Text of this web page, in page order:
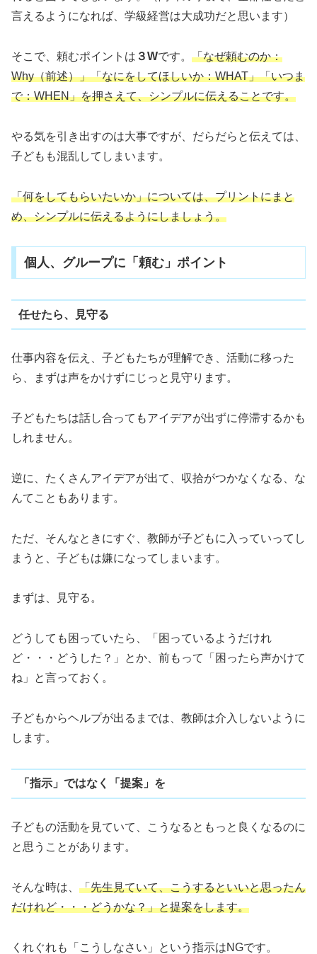
言えるようになれば、学級経営は大成功だと思います）
そこで、頼むポイントは ３Wです。 「なぜ頼むのか：
Why（前述）」「なにをしてほしいか：WHAT」「いつま
で：WHEN」を押さえて、シンプルに伝えることです。
やる気を引き出すのは大事ですが、だらだらと伝えては、
子どもも混乱してしまいます。
「何をしてもらいたいか」については、プリントにまと
め、シンプルに伝えるようにしましょう。
個人、グループに「頼む」ポイント
任せたら、見守る
仕事内容を伝え、子どもたちが理解でき、活動に移った
ら、まずは声をかけずにじっと見守ります。
子どもたちは話し合ってもアイデアが出ずに停滞するかも
しれません。
逆に、たくさんアイデアが出て、収拾がつかなくなる、な
んてこともあります。
ただ、そんなときにすぐ、教師が子どもに入っていってし
まうと、子どもは嫌になってしまいます。
まずは、見守る。
どうしても困っていたら、「困っているようだけれ
ど・・・どうした？」とか、前もって「困ったら声かけて
ね」と言っておく。
子どもからヘルプが出るまでは、教師は介入しないように
します。
「指示」ではなく「提案」を
子どもの活動を見ていて、こうなるともっと良くなるのに
と思うことがあります。
そんな時は、 「先生見ていて、こうするといいと思ったん
だけれど・・・どうかな？」と提案をします。
くれぐれも「こうしなさい」という指示はNGです。